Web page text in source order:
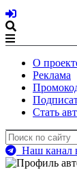
О
Реклама
Стать
Наш канал